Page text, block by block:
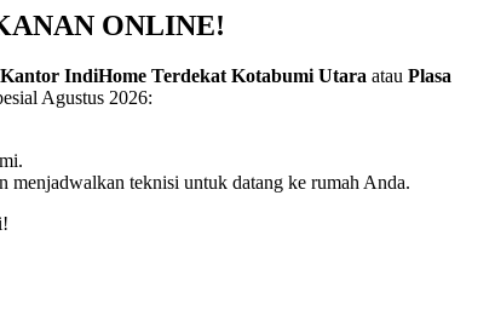
ONLINE!
Kantor IndiHome Terdekat Kotabumi Utara atau Plasa
Agustus 2026:
menjadwalkan teknisi untuk datang ke rumah Anda.